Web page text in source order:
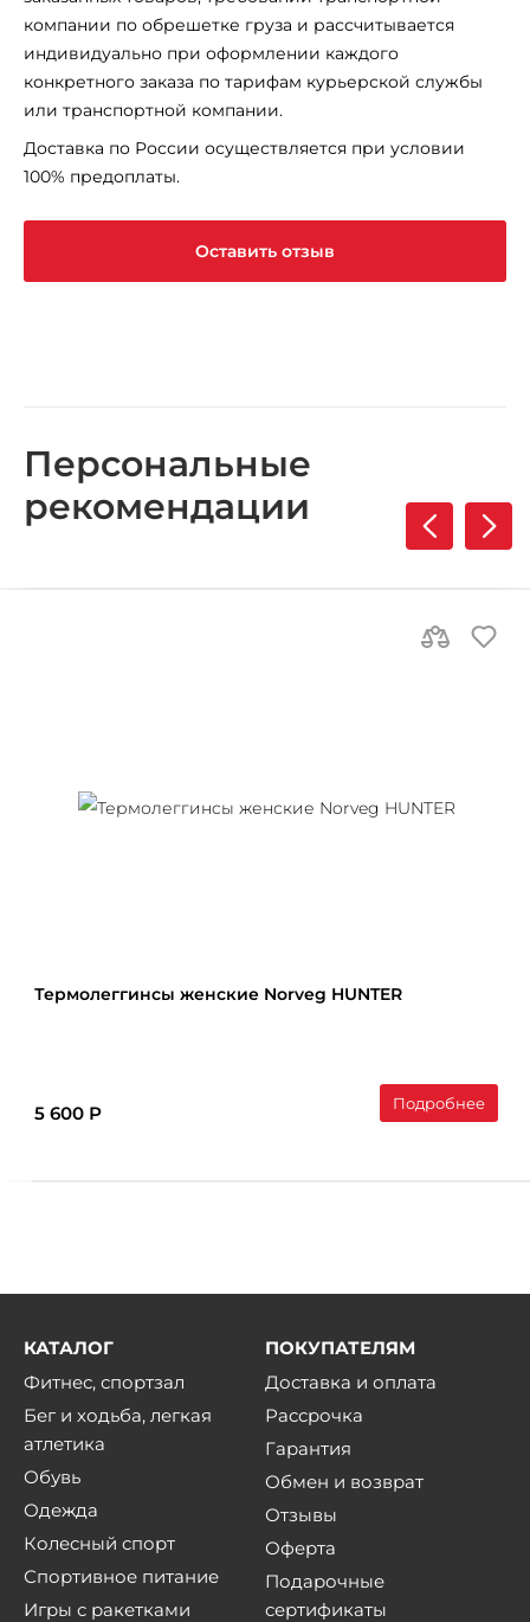
компании по обрешетке груза и рассчитывается
индивидуально при оформлении каждого
конкретного заказа по тарифам курьерской службы
или транспортной компании.
Доставка по России осуществляется при условии
100% предоплаты.
Оставить отзыв
Персональные
рекомендации
Термолеггинcы женские Norveg HUNTER
5 600 Р Подробнее
КАТАЛОГ
Фитнес, спортзал
Бег и ходьба, легкая
атлетика
Обувь
Одежда
Колесный спорт
Спортивное питание
Игры с ракетками
ПОКУПАТЕЛЯМ
Доставка и оплата
Рассрочка
Гарантия
Обмен и возврат
Отзывы
Оферта
Подарочные
сертификаты